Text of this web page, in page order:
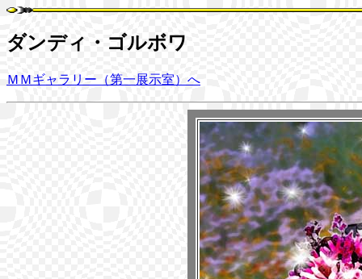
ダンディ・ゴルボワ
ＭＭギャラリー（第一展示室）へ